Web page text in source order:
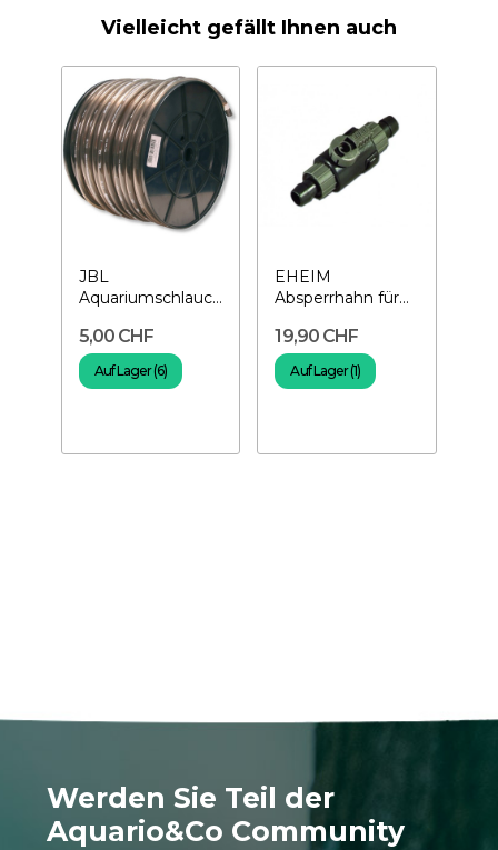
Vielleicht gefällt Ihnen auch
JBL
Aquariumschlauch
pro Meter
5,00 CHF
Auf Lager (6)
EHEIM
Absperrhahn für
mm
19,90 CHF
Auf Lager (1)
Werden Sie Teil der
Aquario&Co Community